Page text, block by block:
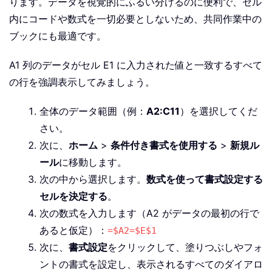
内にコードや数式を一切必要としないため、共同作業中の
ブックにも最適です。
A1 列のデータがセル E1 に入力された値と一致するすべて
の行を強調表示してみましょう。
全体のデータ範囲（例： A2:C11 ）を選択してくだ
さい。
次に、 ホーム > 条件付き書式を使用する > 新規ル
ールに移動します。
次の中から選択します。 数式を使って書式設定する
セルを決定する。
次の数式を入力します（A2 がデータの最初の行で
あると仮定）： =$A2=$E$1
次に、 書式設定をクリックして、塗りつぶしやフォ
ントの書式を設定し、表示されるすべてのダイアロ